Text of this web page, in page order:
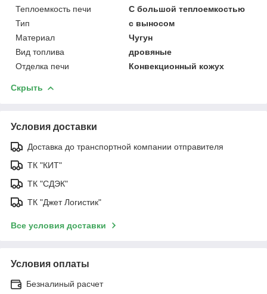
Теплоемкость печи
С большой теплоемкостью
Тип
с выносом
Материал
Чугун
Вид топлива
дровяные
Отделка печи
Конвекционный кожух
Скрыть
Условия доставки
Доставка до транспортной компании отправителя
ТК "КИТ"
ТК "СДЭК"
ТК "Джет Логистик"
Все условия доставки
Условия оплаты
Безналиный расчет